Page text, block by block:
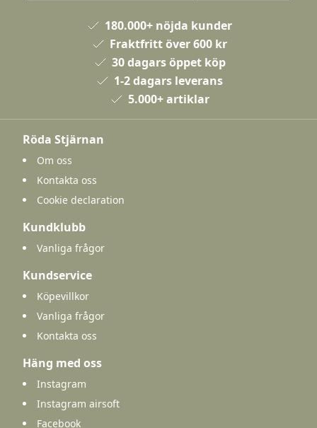
180.000+ nöjda kunder
Fraktfritt över 600 kr
30 dagars öppet köp
1-2 dagars leverans
5.000+ artiklar
Röda Stjärnan
Om oss
Kontakta oss
Cookie declaration
Kundklubb
Vanliga frågor
Kundservice
Köpevillkor
Vanliga frågor
Kontakta oss
Häng med oss
Instagram
Instagram airsoft
Facebook